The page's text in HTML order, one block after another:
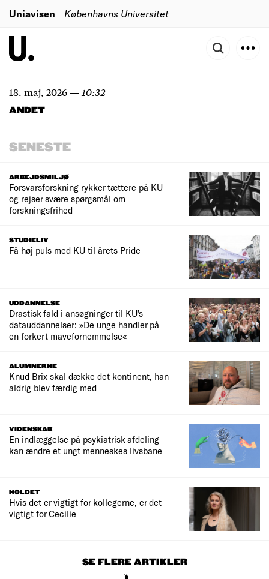
Uniavisen Københavns Universitet
18. maj, 2026— 10:32
ANDET
SENESTE
ARBEJDSMILJØ
Forsvarsforskning rykker tættere på KU
og rejser svære spørgsmål om
forskningsfrihed
STUDIELIV
Få høj puls med KU til årets Pride
UDDANNELSE
Drastisk fald i ansøgninger til KU's
datauddannelser: »De unge handler på
en forkert mavefornemmelse«
ALUMNERNE
Knud Brix skal dække det kontinent, han
aldrig blev færdig med
VIDENSKAB
En indlæggelse på psykiatrisk afdeling
kan ændre et ungt menneskes livsbane
HOLDET
Hvis det er vigtigt for kollegerne, er det
vigtigt for Cecilie
SE FLERE ARTIKLER